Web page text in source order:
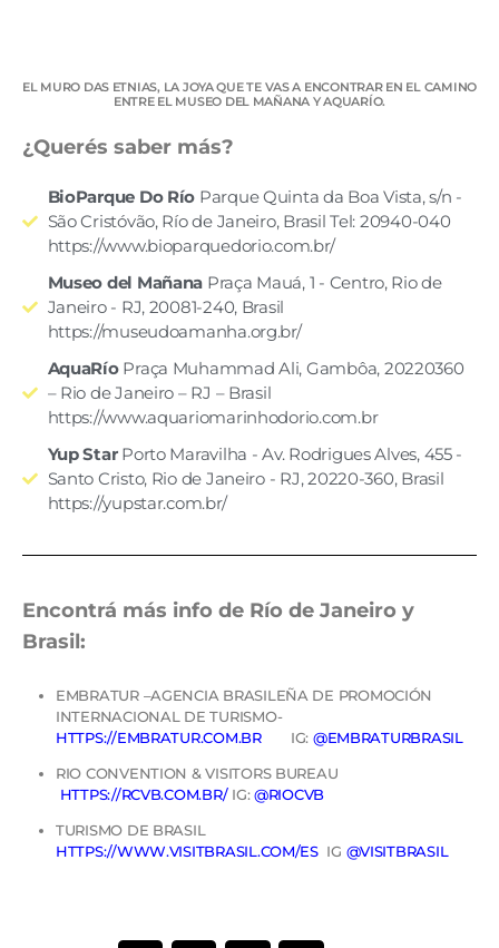
EL MURO DAS ETNIAS, LA JOYA QUE TE VAS A ENCONTRAR EN EL CAMINO
ENTRE EL MUSEO DEL MAÑANA Y AQUARÍO.
¿Querés saber más?
BioParque Do Río Parque Quinta da Boa Vista, s/n -
São Cristóvão, Río de Janeiro, Brasil Tel: 20940-040
https://www.bioparquedorio.com.br/
Museo del Mañana Praça Mauá, 1 - Centro, Rio de
Janeiro - RJ, 20081-240, Brasil
https://museudoamanha.org.br/
AquaRío Praça Muhammad Ali, Gambôa, 20220360
– Rio de Janeiro – RJ – Brasil
https://www.aquariomarinhodorio.com.br
Yup Star Porto Maravilha - Av. Rodrigues Alves, 455 -
Santo Cristo, Rio de Janeiro - RJ, 20220-360, Brasil
https://yupstar.com.br/
Encontrá más info de Río de Janeiro y
Brasil:
EMBRATUR –AGENCIA BRASILEÑA DE PROMOCIÓN
INTERNACIONAL DE TURISMO-
HTTPS://EMBRATUR.COM.BR
IG: @EMBRATURBRASIL
RIO CONVENTION & VISITORS BUREAU
HTTPS://RCVB.COM.BR/IG:@RIOCVB
TURISMO DE BRASIL
HTTPS://WWW.VISITBRASIL.COM/ES IG @VISITBRASIL